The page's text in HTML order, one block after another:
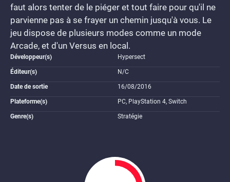
faut alors tenter de le piéger et tout faire pour qu'il ne
parvienne pas à se frayer un chemin jusqu'à vous. Le
jeu dispose de plusieurs modes comme un mode
Arcade, et d'un Versus en local.
Développeur(s) Hypersect
Éditeur(s) N/C
Date de sortie 16/08/2016
Plateforme(s) PC, PlayStation 4, Switch
Genre(s) Stratégie